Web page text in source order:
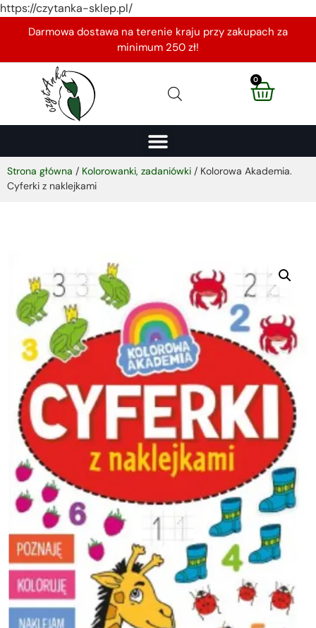
https://czytanka-sklep.pl/
Darmowa dostawa na terenie kraju przy zakupach za
minimum 250 zł!
0
Strona główna / Kolorowanki, zadaniówki / Kolorowa Akademia.
Cyferki z naklejkami